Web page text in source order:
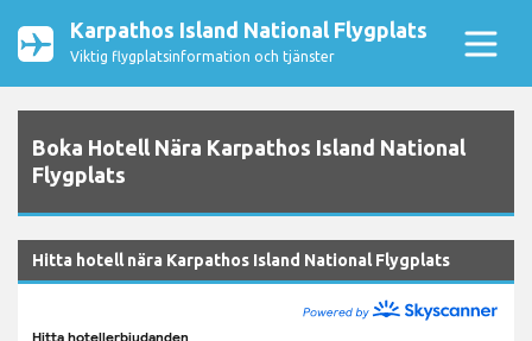
Karpathos Island National Flygplats
Viktig flygplatsinformation och tjänster
Boka Hotell Nära Karpathos Island National
Flygplats
Hitta hotell nära Karpathos Island National Flygplats